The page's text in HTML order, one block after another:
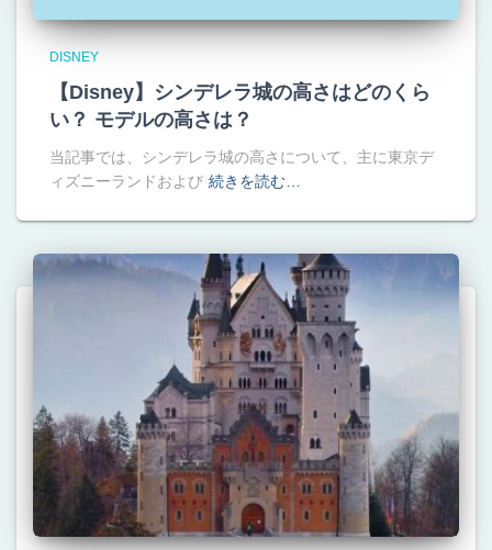
DISNEY
【Disney】シンデレラ城の高さはどのくら
い？ モデルの高さは？
当記事では、シンデレラ城の高さについて、主に東京デ
ィズニーランドおよび 続きを読む…